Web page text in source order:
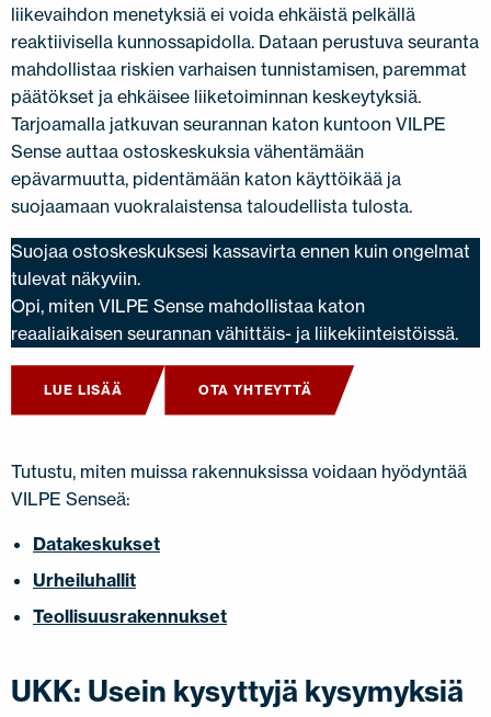
liikevaihdon menetyksiä ei voida ehkäistä pelkällä
reaktiivisella kunnossapidolla. Dataan perustuva seuranta
mahdollistaa riskien varhaisen tunnistamisen, paremmat
päätökset ja ehkäisee liiketoiminnan keskeytyksiä.
Tarjoamalla jatkuvan seurannan katon kuntoon VILPE
Sense auttaa ostoskeskuksia vähentämään
epävarmuutta, pidentämään katon käyttöikää ja
suojaamaan vuokralaistensa taloudellista tulosta.
Suojaa ostoskeskuksesi kassavirta ennen kuin ongelmat
tulevat näkyviin.
Opi, miten VILPE Sense mahdollistaa katon
reaaliaikaisen seurannan vähittäis- ja liikekiinteistöissä.
LUE LISÄÄ OTA YHTEYTTÄ
Tutustu, miten muissa rakennuksissa voidaan hyödyntää
VILPE Senseä:
Datakeskukset
Urheiluhallit
Teollisuusrakennukset
UKK: Usein kysyttyjä kysymyksiä